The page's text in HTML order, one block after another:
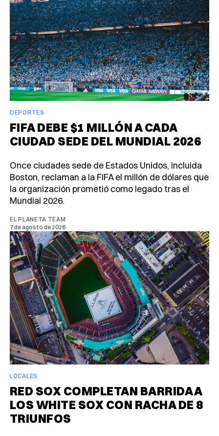
DEPORTES
FIFA DEBE $1 MILLÓN A CADA
CIUDAD SEDE DEL MUNDIAL 2026
Once ciudades sede de Estados Unidos, incluida
Boston, reclaman a la FIFA el millón de dólares que
la organización prometió como legado tras el
Mundial 2026.
EL PLANETA TEAM
7 de agosto de 2026
LOCALES
RED SOX COMPLETAN BARRIDA A
LOS WHITE SOX CON RACHA DE 8
TRIUNFOS